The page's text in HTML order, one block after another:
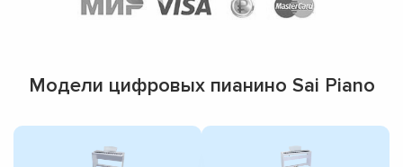
Модели цифровых пианино Sai Piano